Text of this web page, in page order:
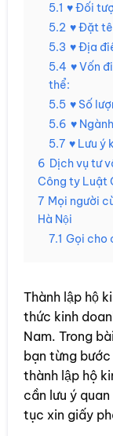
5.1 ♥ Đối
5.2 ♥ Đặt
5.3 ♥ Địa
5.4 ♥ Vốn
thể:
5.5 ♥ Số
5.6 ♥
5.7 ♥ Lưu ý
6 Dịch vụ tư
Công ty Luật
7 Mọi người
Hà Nội
7.1 Gọi cho
Thành lập hộ
thức kinh
Nam. Trong
bạn từng
thành lập hộ
cần lưu ý
tục xin giấy